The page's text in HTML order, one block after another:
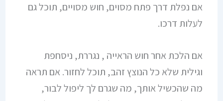
אם נפלת דרך פתח מסוים, חוש מסויים, תוכל גם
לעלות דרכו.
אם הלכת אחר חוש הראייה , נגררת, ניסחפת
וגילית שלא כל הנוצץ זהב, תוכל לחזור. אם תראה
מה שהכשיל אותך, מה שגרם לך ליפול לבור,